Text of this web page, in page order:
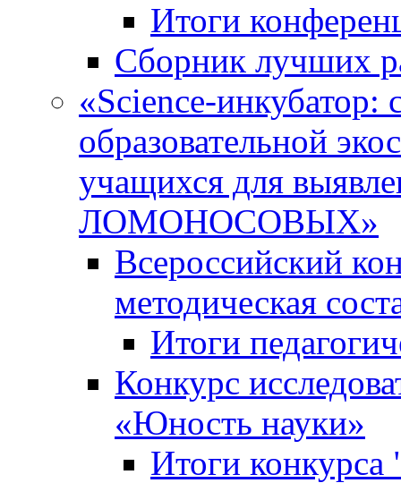
Итоги
Сборник лучших
«Science-инкубатор:
образовательной
учащихся для
ЛОМОНОСОВЫХ»
Всероссийский
методическая
Итоги
Конкурс
«Юность науки»
Итоги